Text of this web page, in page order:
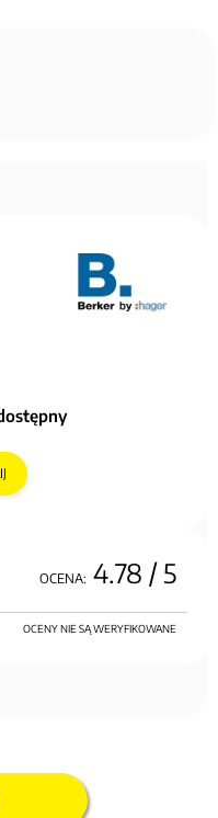
OCENA: 4.78 / 5
OCENY NIE SĄ WERYFIKOWANE